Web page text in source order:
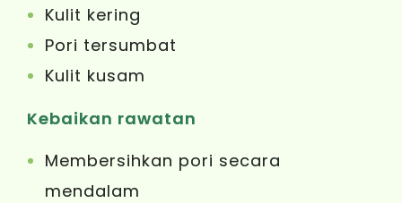
Kulit kering
Pori tersumbat
Kulit kusam
Kebaikan rawatan
Membersihkan pori secara
mendalam